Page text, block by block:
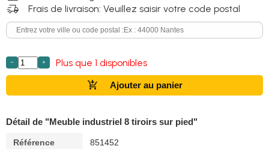
delivery_truck_speed Frais de livraison: Veuillez saisir votre code postal
− + Plus que 1 disponibles
add_shopping_cart Ajouter au panier
Détail de "Meuble industriel 8 tiroirs sur pied"
Référence 851452